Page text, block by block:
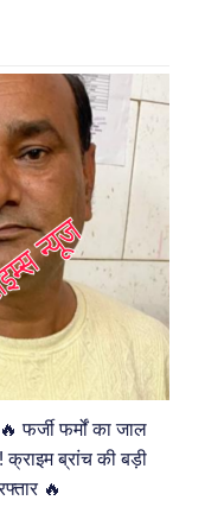
फर्जी फर्मों का जाल
ब्रांच की बड़ी
🔥